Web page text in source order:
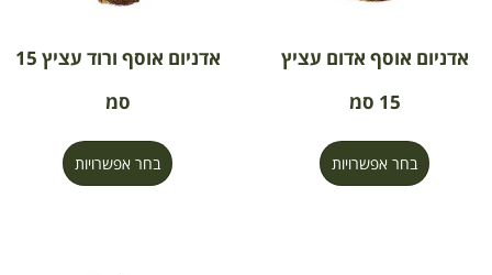
אדניום אוסף אדום עציץ
15 סמ
בחר אפשרויות
אדניום אוסף ורוד עציץ 15
סמ
בחר אפשרויות